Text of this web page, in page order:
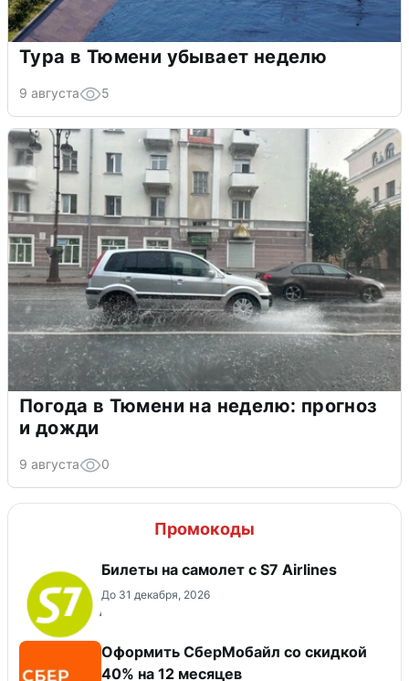
Тура в Тюмени убывает неделю
9 августа 5
Погода в Тюмени на неделю: прогноз
и дожди
9 августа 0
Промокоды
Билеты на самолет с S7 Airlines
До 31 декабря, 2026
Оформить СберМобайл со скидкой
40% на 12 месяцев